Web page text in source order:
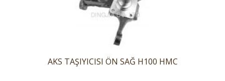
AKS TAŞIYICISI ÖN SAĞ H100 HMC